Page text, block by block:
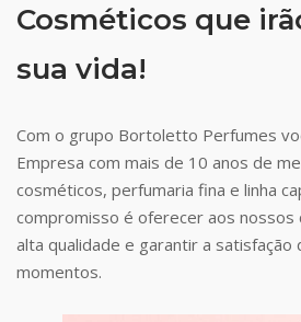
Cosméticos que
sua vida!
Com o grupo Bortoletto Perfumes
Empresa com mais de 10 anos de
cosméticos, perfumaria fina e linha
compromisso é oferecer aos
alta qualidade e garantir a
momentos.